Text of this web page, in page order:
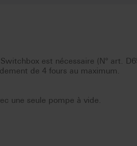
est nécessaire (N° art.
de 4 fours au maximum.
une seule pompe à vide.